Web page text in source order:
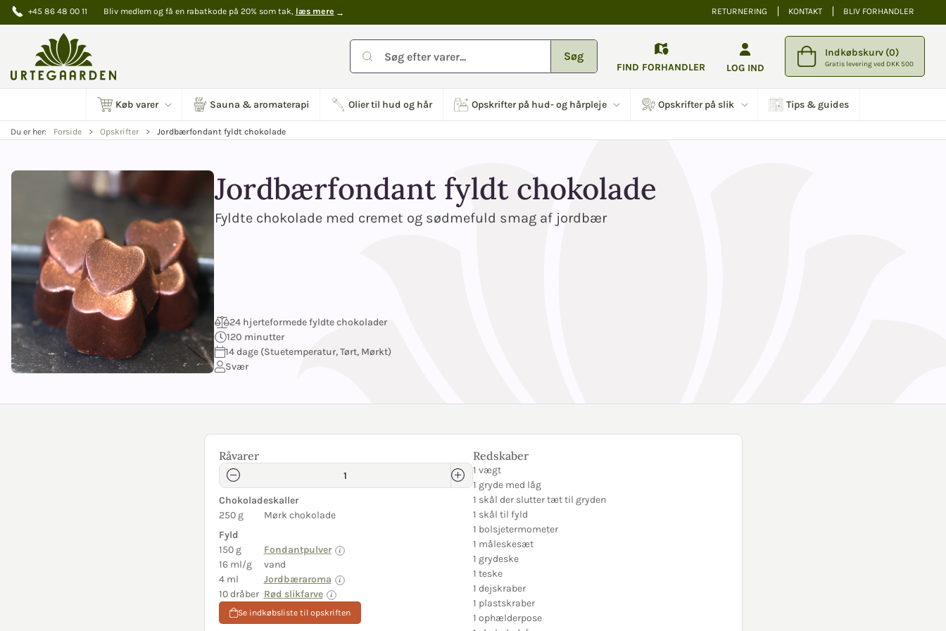
+45 86 48 00 11 Bliv medlem og få en rabatkode på 20% som tak, læs mere RETURNERING KONTAKT BLIV FORHANDLER
Søg
FIND FORHANDLER LOG IND
Indkøbskurv (0)
Gratis levering ved DKK 500
Køb varer Sauna & aromaterapi Olier til hud og hår Opskrifter på hud- og hårpleje Opskrifter på slik Tips & guides
Du er her: Forside Opskrifter Jordbærfondant fyldt chokolade
Jordbærfondant fyldt chokolade
Fyldte chokolade med cremet og sødmefuld smag af jordbær
24 hjerteformede fyldte chokolader
120 minutter
14 dage (Stuetemperatur, Tørt, Mørkt)
Svær
Råvarer
Chokoladeskaller
250 g
Mørk chokolade
Fyld
150 g
Fondantpulver
16 ml/g
vand
4 ml
Jordbæraroma
10 dråber Rød slikfarve
Se indkøbsliste til opskriften
Redskaber
1 vægt
1 gryde med låg
1 skål der slutter tæt til gryden
1 skål til fyld
1 bolsjetermometer
1 måleskesæt
1 grydeske
1 teske
1 dejskraber
1 plastskraber
1 ophælderpose